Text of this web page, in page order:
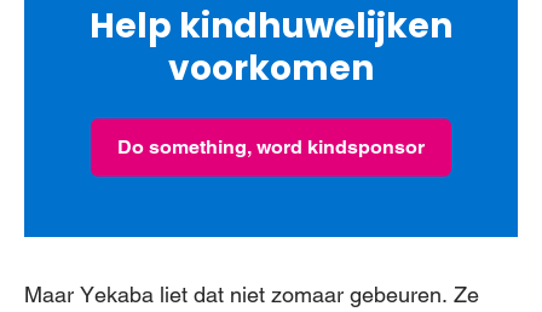
Help kindhuwelijken
voorkomen
Do something, word kindsponsor
Maar Yekaba liet dat niet zomaar gebeuren. Ze